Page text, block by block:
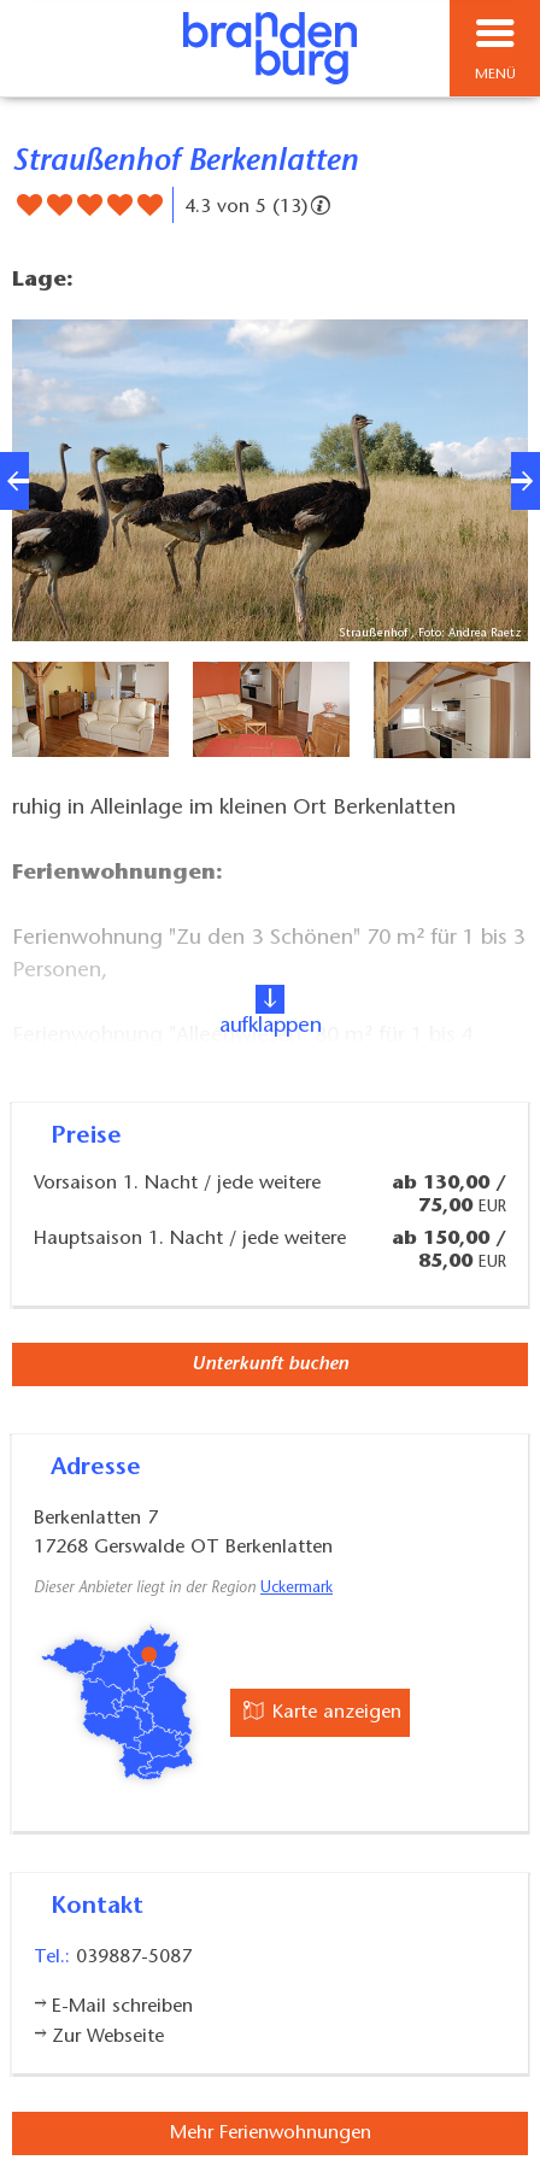
MENÜ
Straußenhof Berkenlatten
4.3 von 5 (13)
Lage:
Straußenhof , Foto: Andrea Raetz
ruhig in Alleinlage im kleinen Ort Berkenlatten
Ferienwohnungen:
Ferienwohnung "Zu den 3 Schönen" 70 m² für 1 bis 3
Personen,
Ferienwohnung "Alleenwiesen" 80 m² für 1 bis 4
Sauna und Badewanne
TV, Kühlschrank, Geschirrspüler, Backofen, große
aufklappen
Preise
Vorsaison 1. Nacht / jede weitere
ab 130,00 /
75,00 EUR
Hauptsaison 1. Nacht / jede weitere
ab 150,00 /
85,00 EUR
Unterkunft buchen
Adresse
Berkenlatten 7
17268 Gerswalde OT Berkenlatten
Dieser Anbieter liegt in der Region Uckermark
Karte anzeigen
Kontakt
Tel.: 039887-5087
E-Mail schreiben
Zur Webseite
Mehr Ferienwohnungen